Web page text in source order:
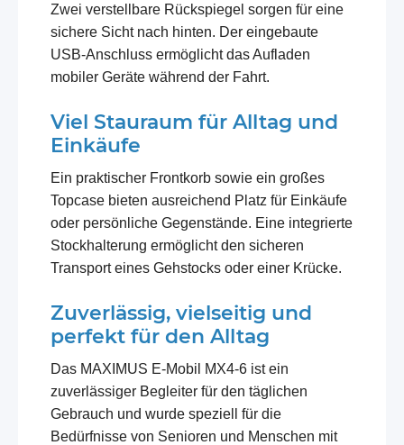
Zwei verstellbare Rückspiegel sorgen für eine
sichere Sicht nach hinten. Der eingebaute
USB-Anschluss ermöglicht das Aufladen
mobiler Geräte während der Fahrt.
Viel Stauraum für Alltag und
Einkäufe
Ein praktischer Frontkorb sowie ein großes
Topcase bieten ausreichend Platz für Einkäufe
oder persönliche Gegenstände. Eine integrierte
Stockhalterung ermöglicht den sicheren
Transport eines Gehstocks oder einer Krücke.
Zuverlässig, vielseitig und
perfekt für den Alltag
Das MAXIMUS E-Mobil MX4-6 ist ein
zuverlässiger Begleiter für den täglichen
Gebrauch und wurde speziell für die
Bedürfnisse von Senioren und Menschen mit